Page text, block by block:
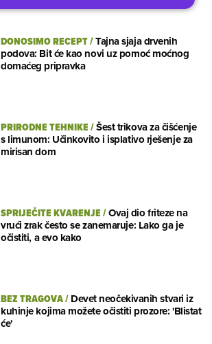
DONOSIMO RECEPT/Tajna sjaja drvenih
podova: Bit će kao novi uz pomoć moćnog
domaćeg pripravka
PRIRODNE TEHNIKE/Šest trikova za čišćenje
s limunom: Učinkovito i isplativo rješenje za
mirisan dom
SPRIJEČITE KVARENJE/Ovaj dio friteze na
vrući zrak često se zanemaruje: Lako ga je
očistiti, a evo kako
BEZ TRAGOVA/Devet neočekivanih stvari iz
kuhinje kojima možete očistiti prozore: 'Blistat
će'